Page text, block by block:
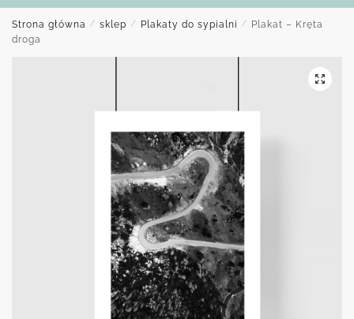
Strona główna / sklep / Plakaty do sypialni /
Plakat – Kręta
droga